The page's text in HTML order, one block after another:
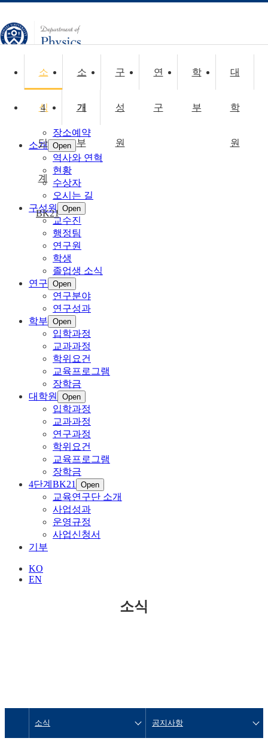
소
식
소
개
구
성
원
연
구
학
부
대
학
원
4
단
계
BK21
기
부
콜로퀴움
장소예약
소개 Open
역사와 연혁
현황
수상자
오시는 길
구성원 Open
교수진
행정팀
연구원
학생
졸업생 소식
연구 Open
연구분야
연구성과
학부 Open
입학과정
교과과정
학위요건
교육프로그램
장학금
대학원
Open
입학과정
교과과정
연구과정
학위요건
교육프로그램
장학금
4단계BK21
Open
교육연구단 소개
사업성과
운영규정
사업신청서
기부
KO
EN
소식
소식 공지사항